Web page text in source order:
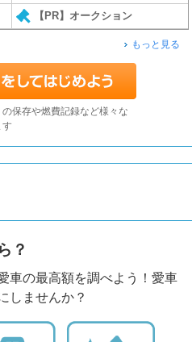
【PR】オークション
もっと見る
保存や燃費記録など様々な
？
車の最高額を調べよう！愛車
しませんか？